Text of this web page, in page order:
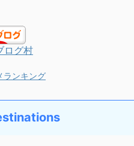
ログ村
ランキング